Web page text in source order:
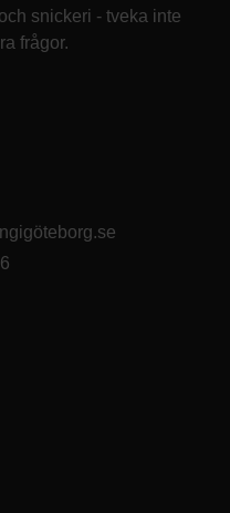
snickeri - tveka inte
frågor.